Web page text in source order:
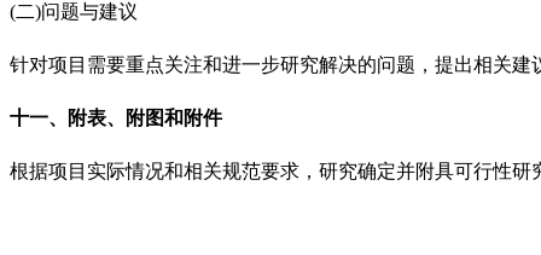
(二)问题与建议
针对项目需要重点关注和进一步研究解决的问题，提出相关建
十一、附表、附图和附件
根据项目实际情况和相关规范要求，研究确定并附具可行性